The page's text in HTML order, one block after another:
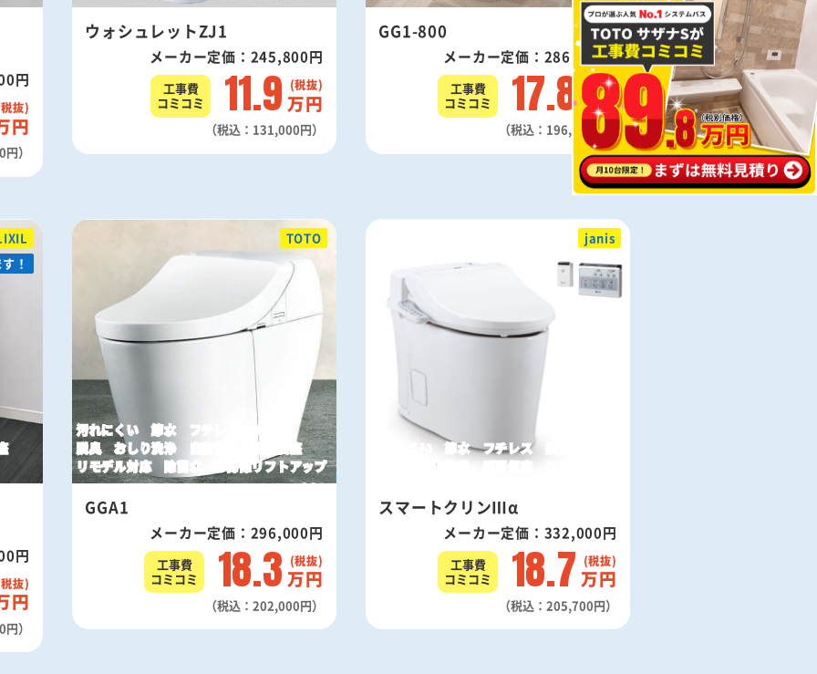
円
円
）
ウォシュレットZJ1
メーカー定価：245,800円
工事費
コミコミ
11.9 万円
（税込：131,000円）
GG1-800
メーカー定価：286,900円
工事費
コミコミ
17.8万円
（税込：196,000円）
！
！
円
円
）
TOTO
汚れにくい 節水 フチレス 抗菌
脱臭 おしり洗浄 自動洗浄 暖房便座
リモデル対応 除菌水 お掃除リフトアップ
GGA1
メーカー定価：296,000円
工事費
コミコミ
18.3 万円
（税込：202,000円）
janis
汚れにくい 節水 フチレス 抗菌
脱臭 おしり洗浄 暖房便座 リモデル対応
スマートクリンⅢα
メーカー定価：332,000円
工事費
コミコミ
18.7 万円
（税込：205,700円）